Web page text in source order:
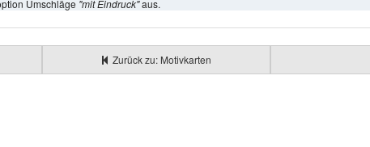
Umschläge "mit Eindruck"aus.
Zurück zu: Motivkarten